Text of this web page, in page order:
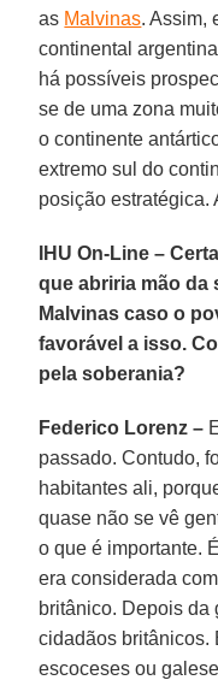
as Malvinas. Assim,
continental
há possíveis
se de uma zona
o continente
extremo sul do
posição estratégica.
IHU On-Line –
que abriria mão da
Malvinas caso o
favorável a isso.
pela soberania?
Federico Lorenz –
passado. Contudo,
habitantes ali,
quase não se vê
o que é importante.
era considerada
britânico. Depois da
cidadãos britânicos.
escoceses ou